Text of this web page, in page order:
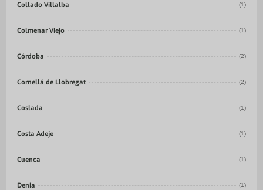
Collado Villalba (1)
Colmenar Viejo (1)
Córdoba (2)
Cornellá de Llobregat (2)
Coslada (1)
Costa Adeje (1)
Cuenca (1)
Denia (1)